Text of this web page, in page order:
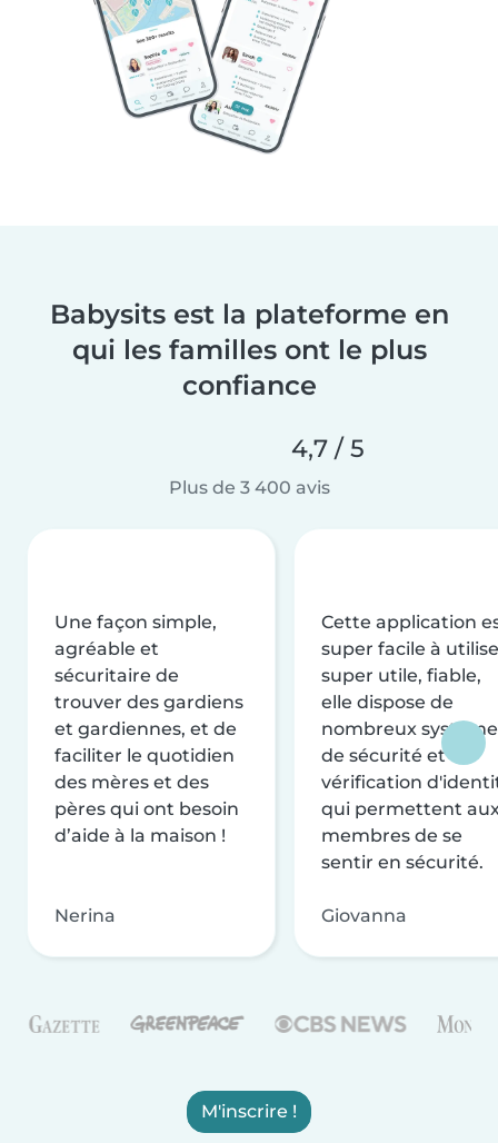
Babysits est la plateforme en
qui les familles ont le plus
confiance
4,7 / 5
Plus de 3 400 avis
Une façon simple,
agréable et
sécuritaire de
trouver des gardiens
et gardiennes, et de
faciliter le quotidien
des mères et des
pères qui ont besoin
d’aide à la maison !
Nerina
Cette application
super facile à
super utile, fiable,
elle dispose de
nombreux
de sécurité et de
vérification
qui permettent
membres de se
sentir en sécurité.
Giovanna
M'inscrire !